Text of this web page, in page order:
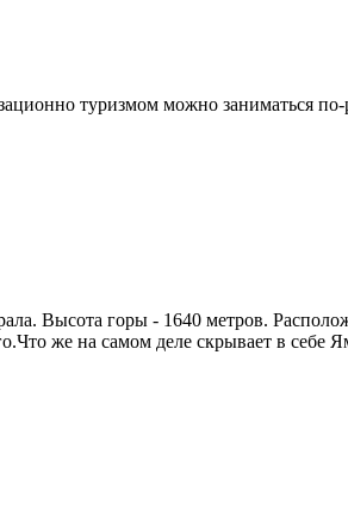
туризмом можно заниматься
Высота горы - 1640 метров.
же на самом деле скрывает в себе